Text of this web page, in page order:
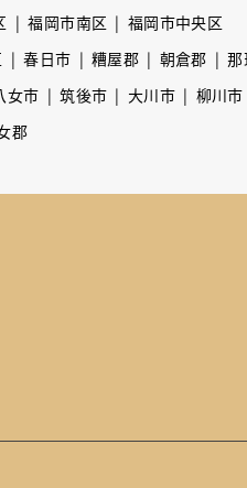
福岡市南区
福岡市中央区
春日市 糟屋郡 朝倉郡
女市 筑後市 大川市
柳川市
郡